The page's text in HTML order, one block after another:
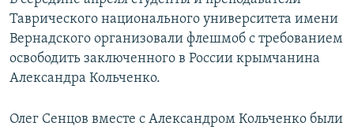
Таврического национального университета имени
Вернадского организовали флешмоб с требованием
освободить заключенного в России крымчанина
Александра Кольченко.
Олег Сенцов вместе с Александром Кольченко были